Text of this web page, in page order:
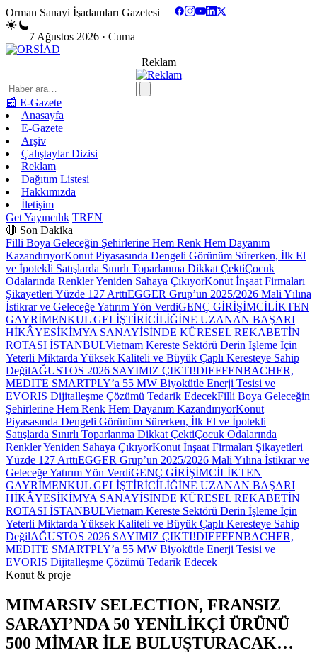
Orman Sanayi İşadamları Gazetesi
7 Ağustos 2026 · Cuma
Reklam
📰 E-Gazete
Anasayfa
E-Gazete
Arşiv
Çalıştaylar Dizisi
Reklam
Dağıtım Listesi
Hakkımızda
İletişim
Get Yayıncılık TREN
🔴 Son Dakika
Filli Boya Geleceğin Şehirlerine Hem Renk Hem Dayanım
KazandırıyorKonut Piyasasında Dengeli Görünüm Sürerken, İlk El
ve İpotekli Satışlarda Sınırlı Toparlanma Dikkat ÇektiÇocuk
Odalarında Renkler Yeniden Sahaya ÇıkıyorKonut İnşaat Firmaları
Şikayetleri Yüzde 127 ArttıEGGER Grup’un 2025/2026 Mali Yılına
İstikrar ve Geleceğe Yatırım Yön VerdiGENÇ GİRİŞİMCİLİKTEN
GAYRİMENKUL GELİŞTİRİCİLİĞİNE UZANAN BAŞARI
HİKÂYESİKİMYA SANAYİSİNDE KÜRESEL REKABETİN
ROTASI İSTANBULVietnam Kereste Sektörü Derin İşleme İçin
Yeterli Miktarda Yüksek Kaliteli ve Büyük Çaplı Keresteye Sahip
DeğilAĞUSTOS 2026 SAYIMIZ ÇIKTI!DIEFFENBACHER,
MEDITE SMARTPLY’a 55 MW Biyokütle Enerji Tesisi ve
EVORIS Dijitalleşme Çözümü Tedarik EdecekFilli Boya Geleceğin
Şehirlerine Hem Renk Hem Dayanım KazandırıyorKonut
Piyasasında Dengeli Görünüm Sürerken, İlk El ve İpotekli
Satışlarda Sınırlı Toparlanma Dikkat ÇektiÇocuk Odalarında
Renkler Yeniden Sahaya ÇıkıyorKonut İnşaat Firmaları Şikayetleri
Yüzde 127 ArttıEGGER Grup’un 2025/2026 Mali Yılına İstikrar ve
Geleceğe Yatırım Yön VerdiGENÇ GİRİŞİMCİLİKTEN
GAYRİMENKUL GELİŞTİRİCİLİĞİNE UZANAN BAŞARI
HİKÂYESİKİMYA SANAYİSİNDE KÜRESEL REKABETİN
ROTASI İSTANBULVietnam Kereste Sektörü Derin İşleme İçin
Yeterli Miktarda Yüksek Kaliteli ve Büyük Çaplı Keresteye Sahip
DeğilAĞUSTOS 2026 SAYIMIZ ÇIKTI!DIEFFENBACHER,
MEDITE SMARTPLY’a 55 MW Biyokütle Enerji Tesisi ve
EVORIS Dijitalleşme Çözümü Tedarik Edecek
Konut & proje
MIMARSIV SELECTION, FRANSIZ
SARAYI’NDA 50 YENİLİKÇİ ÜRÜNÜ
500 MİMAR İLE BULUŞTURACAK…